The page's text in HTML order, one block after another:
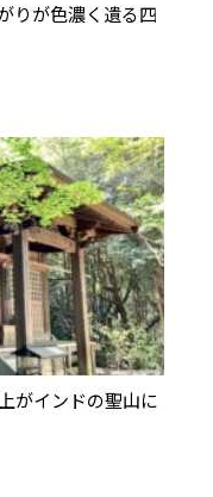
りが色濃く遺る四
がインドの聖山に